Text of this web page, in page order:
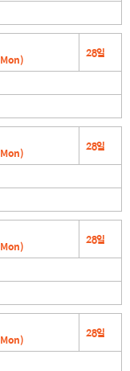
28일
28일
28일
28일